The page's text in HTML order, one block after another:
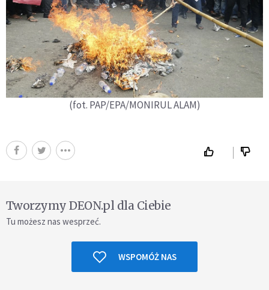
(fot. PAP/EPA/MONIRUL ALAM)
Tworzymy DEON.pl dla Ciebie
Tu możesz nas wesprzeć.
WSPOMÓŻ NAS